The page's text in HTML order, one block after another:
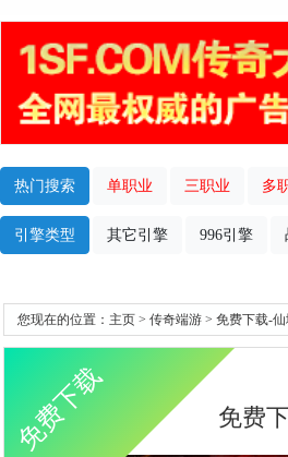
热门搜索 单职业 三职业 多
引擎类型 其它引擎 996引擎
您现在的位置： 主页 > 传奇端游 > 免费下载-
免费下载 免费